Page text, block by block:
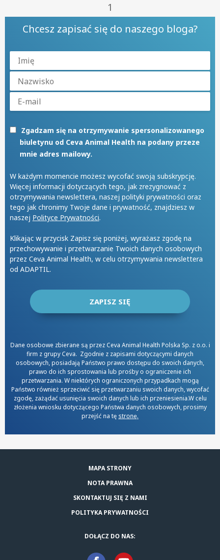
1
Chcesz zapisać się do naszego bloga?
Zgadzam się na otrzymywanie spersonalizowanego
biuletynu od Ceva Animal Health na podany przeze
mnie adres mailowy.
W każdym momencie możesz wycofać swoją subskrypcję.
Więcej informacji dotyczących tego, jak zrezygnować z
otrzymywania newslettera, naszej polityki prywatności oraz
tego jak chronimy Twoje dane i prywatność, znajdziesz w
naszej Polityce Prywatności.
Klikając w przycisk Zapisz się poniżej, wyrażasz zgodę na
przechowywanie i przetwarzanie Twoich danych osobowych
przez Ceva Animal Health, w celu otrzymywania newslettera
od ADAPTIL.
Dane osobowe zbierane są przez Ceva Animal Health Polska Sp. z o.o. i
firm z grupy Ceva. Zgodnie z zapisami dotyczącymi danych
osobowych, posiadają Państwo prawo dostępu do swoich danych,
prawo do ich sprostowania lub prośby o ograniczenie ich
przetwarzania. W niektórych ograniczonych przypadkach mogą
Państwo również sprzeciwić się przetwarzaniu swoich danych, wycofać
zgodę, zażądać usunięcia swoich danych lub ich przeniesienia.W celu
złożenia wniosku dotyczącego Państwa danych osobowych, prosimy
przejść na tę stronę.
MAPA STRONY
NOTA PRAWNA
SKONTAKTUJ SIĘ Z NAMI
POLITYKA PRYWATNOŚCI
DOŁĄCZ DO NAS: